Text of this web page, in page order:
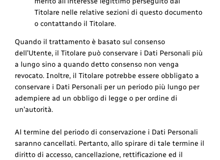
Titolare nelle relative sezioni di questo documento
o contattando il Titolare.
Quando il trattamento è basato sul consenso
dell’Utente, il Titolare può conservare i Dati Personali più
a lungo sino a quando detto consenso non venga
revocato. Inoltre, il Titolare potrebbe essere obbligato a
conservare i Dati Personali per un periodo più lungo per
adempiere ad un obbligo di legge o per ordine di
un’autorità.
Al termine del periodo di conservazione i Dati Personali
saranno cancellati. Pertanto, allo spirare di tale termine il
diritto di accesso, cancellazione, rettificazione ed il